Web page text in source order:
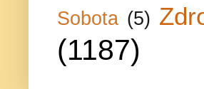
Sobota (5)
(1187)